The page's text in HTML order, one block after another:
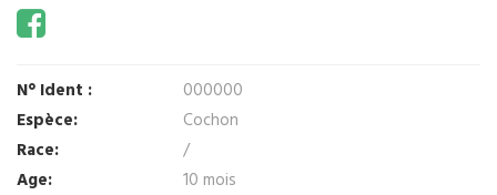
N° Ident :
000000
Espèce:
Cochon
Race:
/
Age:
10 mois